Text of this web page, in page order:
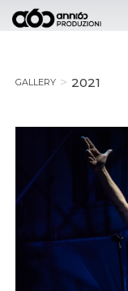
GALLERY 2021